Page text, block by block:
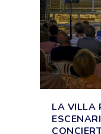
LA VILLA